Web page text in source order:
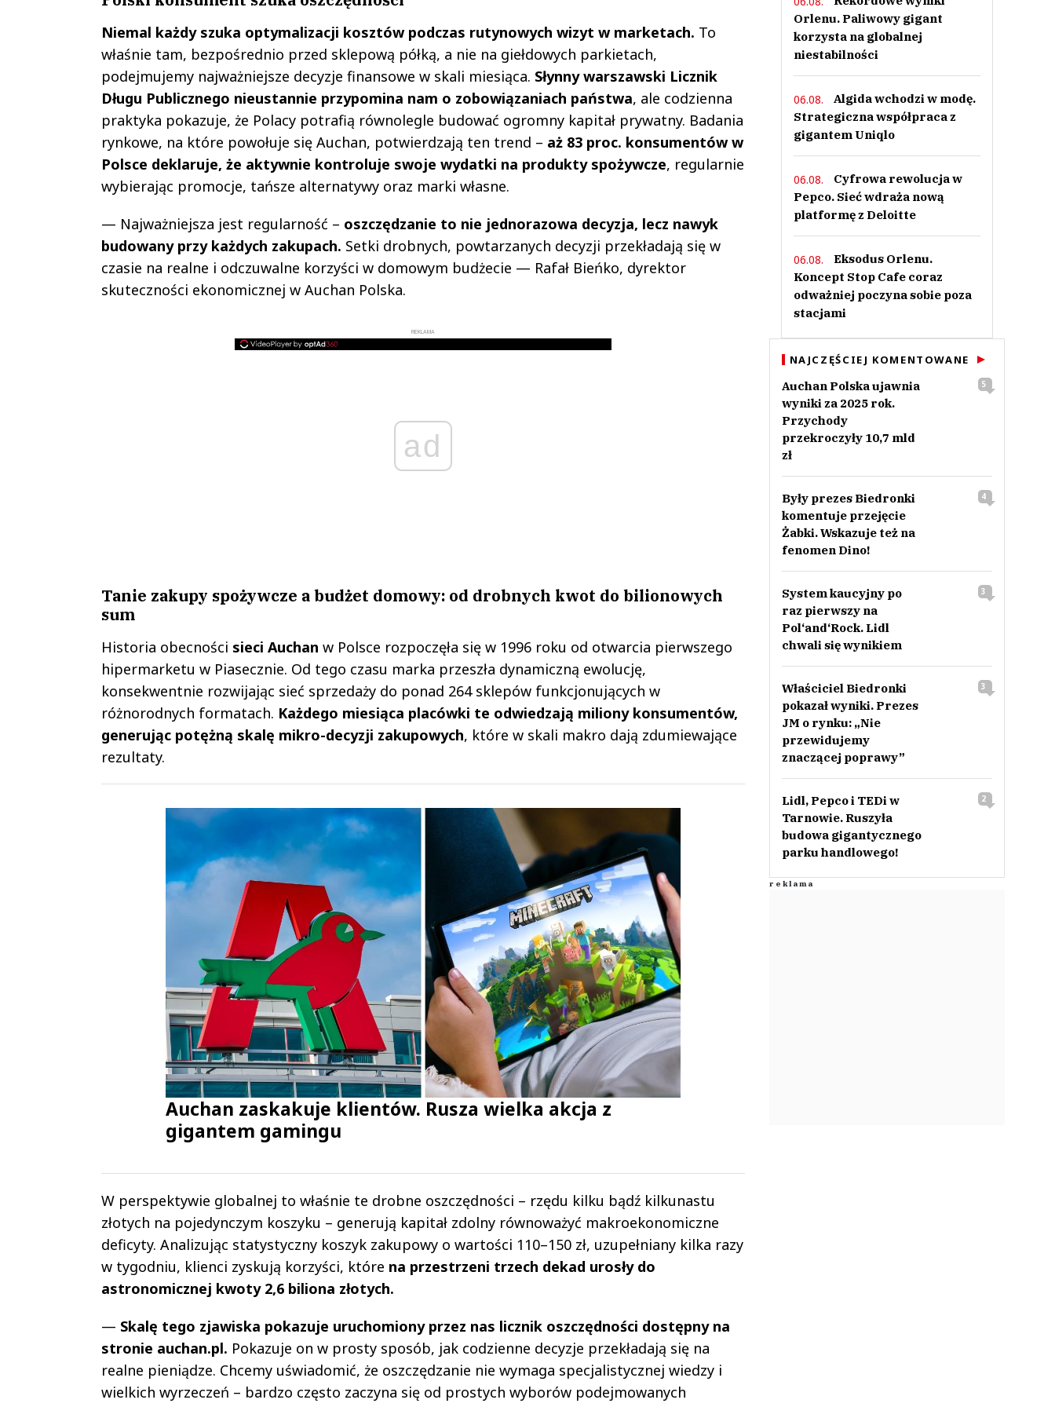
Niemal każdy szuka optymalizacji kosztów podczas rutynowych wizyt w marketach. To
właśnie tam, bezpośrednio przed sklepową półką, a nie na giełdowych parkietach,
podejmujemy najważniejsze decyzje finansowe w skali miesiąca. Słynny warszawski Licznik
Długu Publicznego nieustannie przypomina nam o zobowiązaniach państwa, ale codzienna
praktyka pokazuje, że Polacy potrafią równolegle budować ogromny kapitał prywatny. Badania
rynkowe, na które powołuje się Auchan, potwierdzają ten trend – aż 83 proc. konsumentów w
Polsce deklaruje, że aktywnie kontroluje swoje wydatki na produkty spożywcze, regularnie
wybierając promocje, tańsze alternatywy oraz marki własne.
— Najważniejsza jest regularność – oszczędzanie to nie jednorazowa decyzja, lecz nawyk
budowany przy każdych zakupach. Setki drobnych, powtarzanych decyzji przekładają się w
czasie na realne i odczuwalne korzyści w domowym budżecie — Rafał Bieńko, dyrektor
skuteczności ekonomicznej w Auchan Polska.
REKLAMA
ad
Tanie zakupy spożywcze a budżet domowy: od drobnych kwot do bilionowych
sum
Historia obecności sieci Auchan w Polsce rozpoczęła się w 1996 roku od otwarcia pierwszego
hipermarketu w Piasecznie. Od tego czasu marka przeszła dynamiczną ewolucję,
konsekwentnie rozwijając sieć sprzedaży do ponad 264 sklepów funkcjonujących w
różnorodnych formatach. Każdego miesiąca placówki te odwiedzają miliony konsumentów,
generując potężną skalę mikro-decyzji zakupowych, które w skali makro dają zdumiewające
rezultaty.
Auchan zaskakuje klientów. Rusza wielka akcja z
gigantem gamingu
W perspektywie globalnej to właśnie te drobne oszczędności – rzędu kilku bądź kilkunastu
złotych na pojedynczym koszyku – generują kapitał zdolny równoważyć makroekonomiczne
deficyty. Analizując statystyczny koszyk zakupowy o wartości 110–150 zł, uzupełniany kilka razy
w tygodniu, klienci zyskują korzyści, które na przestrzeni trzech dekad urosły do
astronomicznej kwoty 2,6 biliona złotych.
— Skalę tego zjawiska pokazuje uruchomiony przez nas licznik oszczędności dostępny na
stronie auchan.pl. Pokazuje on w prosty sposób, jak codzienne decyzje przekładają się na
realne pieniądze. Chcemy uświadomić, że oszczędzanie nie wymaga specjalistycznej wiedzy i
wielkich wyrzeczeń – bardzo często zaczyna się od prostych wyborów podejmowanych
Orlenu. Paliwowy gigant
korzysta na globalnej
niestabilności
06.08.
Algida wchodzi w modę.
Strategiczna współpraca z
gigantem Uniqlo
06.08.
Cyfrowa rewolucja w
Pepco. Sieć wdraża nową
platformę z Deloitte
06.08.
Eksodus Orlenu.
Koncept Stop Cafe coraz
odważniej poczyna sobie poza
stacjami
NAJCZĘŚCIEJ KOMENTOWANE
Auchan Polska ujawnia
wyniki za 2025 rok.
Przychody
przekroczyły 10,7 mld
zł
5
Były prezes Biedronki
komentuje przejęcie
Żabki. Wskazuje też na
fenomen Dino!
4
System kaucyjny po
raz pierwszy na
Pol‘and‘Rock. Lidl
chwali się wynikiem
3
Właściciel Biedronki
pokazał wyniki. Prezes
JM o rynku: „Nie
przewidujemy
znaczącej poprawy”
3
Lidl, Pepco i TEDi w
Tarnowie. Ruszyła
budowa gigantycznego
parku handlowego!
2